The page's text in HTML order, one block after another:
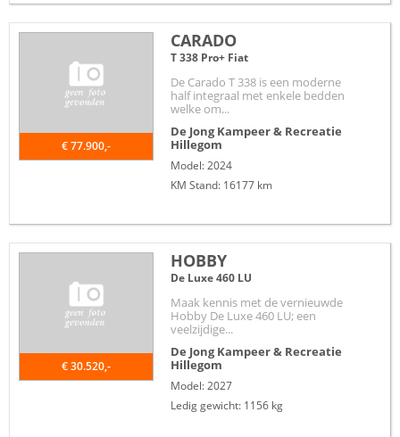
€ 77.900,-
CARADO
T 338 Pro+ Fiat
De Carado T 338 is een moderne
half integraal met enkele bedden
welke om...
De Jong Kampeer & Recreatie
Hillegom
Model: 2024
KM Stand: 16177 km
€ 30.520,-
HOBBY
De Luxe 460 LU
Maak kennis met de vernieuwde
Hobby De Luxe 460 LU; een
veelzijdige...
De Jong Kampeer & Recreatie
Hillegom
Model: 2027
Ledig gewicht: 1156 kg